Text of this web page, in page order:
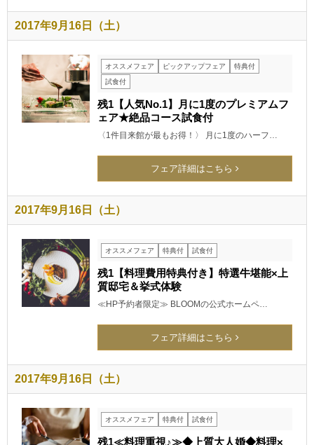
2017年9月16日（土）
オススメフェア ピックアップフェア
特典付
試食付
残1【人気No.1】月に1度のプレミアムフ
ェア★絶品コース試食付
〈1件目来館が最もお得！〉 月に1度のハーフ…
フェア詳細はこちら
2017年9月16日（土）
オススメフェア 特典付 試食付
残1【料理費用特典付き】特選牛堪能×上
質邸宅＆挙式体験
≪HP予約者限定≫ BLOOMの公式ホームペ…
フェア詳細はこちら
2017年9月16日（土）
オススメフェア 特典付 試食付
残1≪料理重視♪≫◆上質大人婚◆料理×